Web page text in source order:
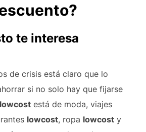
te interesa
de crisis está claro que lo
si no solo hay que fijarse
lowcostestá de moda, viajes
lowcost, ropa lowcosty